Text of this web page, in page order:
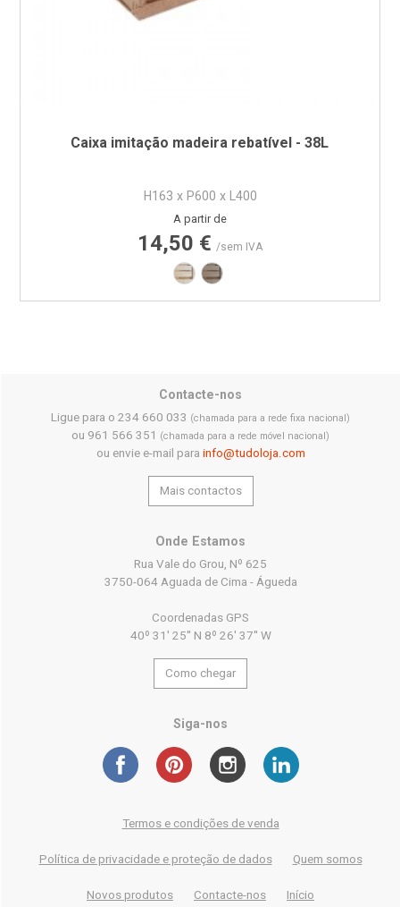
Caixa imitação madeira rebatível - 38L
H163 x P600 x L400
Preço
A partir de
14,50 € /sem IVA
Imitação Madeira - Castanho Claro
Imitação Madeira - Castanho
Contacte-nos
Ligue para o 234 660 033 (chamada para a rede fixa nacional)
ou 961 566 351 (chamada para a rede móvel nacional)
ou envie e-mail para info@tudoloja.com
Mais contactos
Onde Estamos
Rua Vale do Grou, Nº 625
3750-064 Aguada de Cima - Águeda
Coordenadas GPS
40º 31' 25'' N 8º 26' 37'' W
Como chegar
Siga-nos
Termos e condições de venda
Política de privacidade e proteção de dados Quem somos
Novos produtos Contacte-nos Início